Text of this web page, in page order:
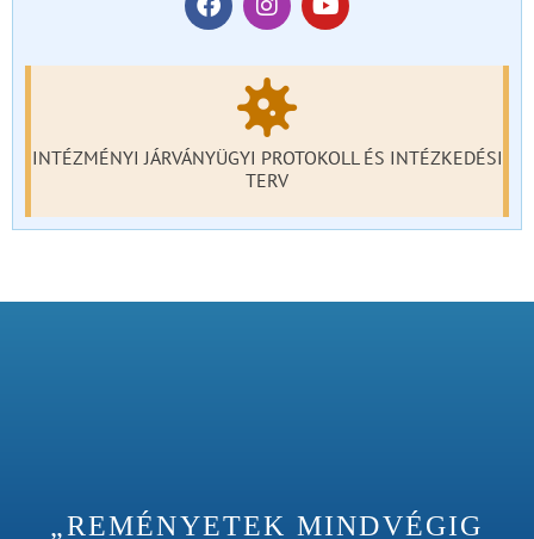
INTÉZMÉNYI JÁRVÁNYÜGYI PROTOKOLL ÉS INTÉZKEDÉSI
TERV
„REMÉNYETEK MINDVÉGIG